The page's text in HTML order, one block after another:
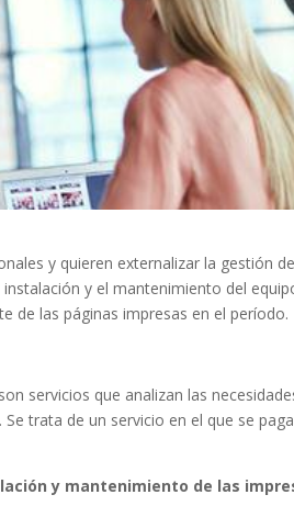
y quieren externalizar la gestión
y el mantenimiento del
de las páginas impresas en el período.
servicios que analizan las
trata de un servicio en el que se
y mantenimiento de las